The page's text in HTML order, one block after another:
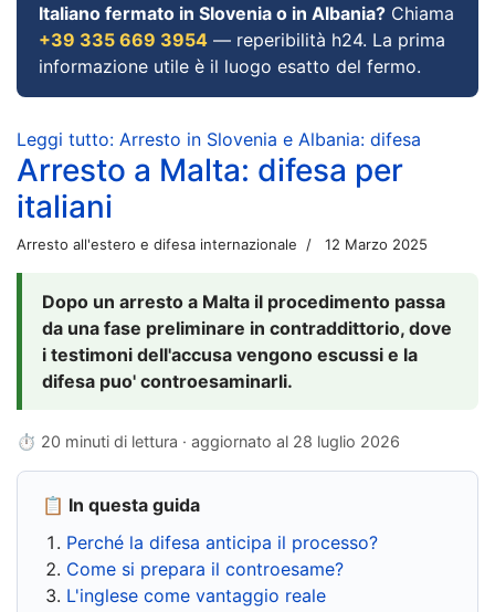
Italiano fermato in Slovenia o in Albania? Chiama
+39 335 669 3954 — reperibilità h24. La prima
informazione utile è il luogo esatto del fermo.
Leggi tutto: Arresto in Slovenia e Albania: difesa
Arresto a Malta: difesa per
italiani
Arresto all'estero e difesa internazionale 12 Marzo 2025
Dopo un arresto a Malta il procedimento passa
da una fase preliminare in contraddittorio, dove
i testimoni dell'accusa vengono escussi e la
difesa puo' controesaminarli.
⏱ 20 minuti di lettura · aggiornato al 28 luglio 2026
📋 In questa guida
Perché la difesa anticipa il processo?
Come si prepara il controesame?
L'inglese come vantaggio reale